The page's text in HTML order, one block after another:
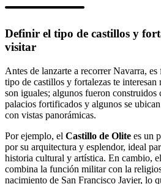
Definir el tipo de castillos y
visitar
Antes de lanzarte a recorrer Navarra,
tipo de castillos y fortalezas te
son iguales; algunos fueron construidos
palacios fortificados y algunos se
con vistas panorámicas.
Por ejemplo, el Castillo de Olite es un
por su arquitectura y esplendor, ideal
historia cultural y artística. En cambio, el
combina la función militar con la
nacimiento de San Francisco Javier, lo